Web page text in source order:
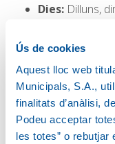
Ús de cookies
Aquest lloc web
Municipals, S.A.,
finalitats d’anàlisi,
Podeu acceptar
les totes” o rebutjar
Dies: Dilluns,
16:30 (amb dinar)
Inscripcions del